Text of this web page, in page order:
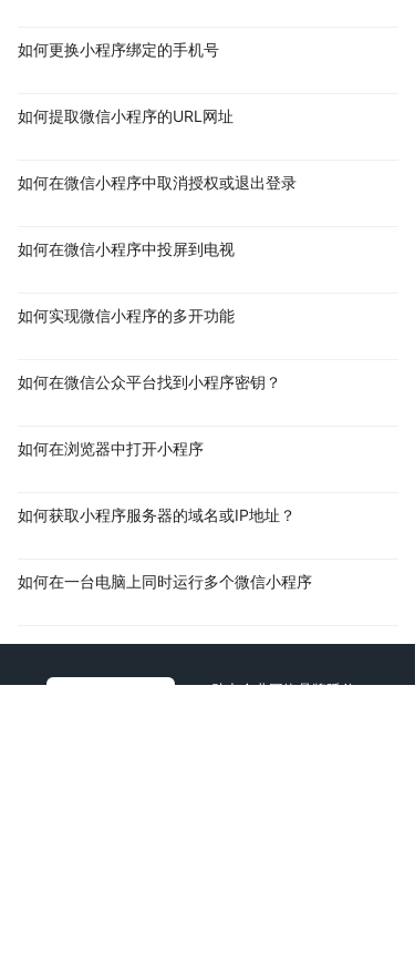
如何更换小程序绑定的手机号
如何提取微信小程序的URL网址
如何在微信小程序中取消授权或退出登录
如何在微信小程序中投屏到电视
如何实现微信小程序的多开功能
如何在微信公众平台找到小程序密钥？
如何在浏览器中打开小程序
如何获取小程序服务器的域名或IP地址？
如何在一台电脑上同时运行多个微信小程序
助力企业网络品牌延伸